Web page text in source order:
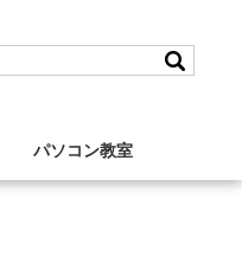
パソコン教室